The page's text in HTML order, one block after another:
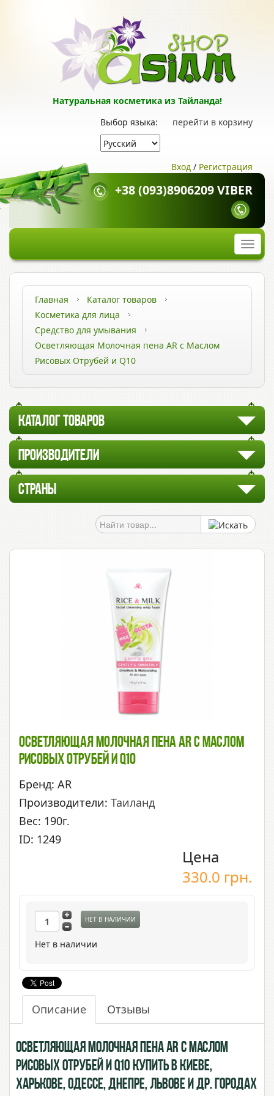
Натуральная косметика из Тайланда!
перейти в корзину
Выбор языка:
Вход / Регистрация
+38 (093)8906209 VIBER
Главная
Каталог товаров
Косметика для лица
Средство для умывания
Осветляющая Молочная пена AR с Маслом
Рисовых Отрубей и Q10
КАТАЛОГ ТОВАРОВ
ПРОИЗВОДИТЕЛИ
СТРАНЫ
Осветляющая Молочная Пена AR С Маслом
Рисовых Отрубей И Q10
Бренд: AR
Производители: Таиланд
Вес: 190г.
ID: 1249
Цена
330.0 грн.
НЕТ В НАЛИЧИИ
Нет в наличии
Описание Отзывы
Осветляющая Молочная пена AR с Маслом
Рисовых Отрубей и Q10 купить в Киеве,
Харькове, Одессе, Днепре, Львове и др. городах